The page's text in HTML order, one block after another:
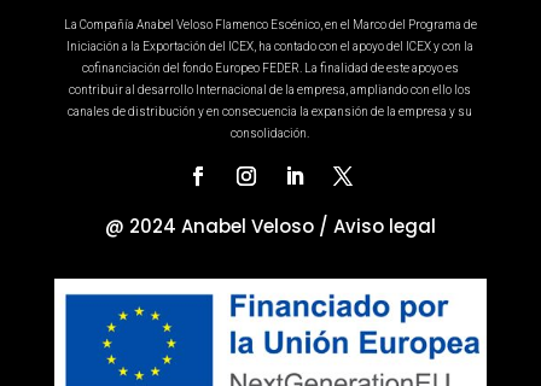
La Compañía Anabel Veloso Flamenco Escénico, en el Marco del Programa de
Iniciación a la Exportación del ICEX, ha contado con el apoyo del ICEX y con la
cofinanciación del fondo Europeo FEDER. La finalidad de este apoyo es
contribuir al desarrollo Internacional de la empresa, ampliando con ello los
canales de distribución y en consecuencia la expansión de la empresa y su
consolidación.
@ 2024 Anabel Veloso / Aviso legal